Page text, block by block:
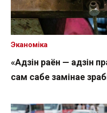
«Адзін раён — адзін
сам сабе замінае
Эканоміка